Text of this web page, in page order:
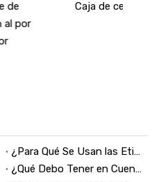
Caja de cerillas
¿Para Qué Se Usan las Etiquetas Colgantes?
¿Qué Debo Tener en Cuenta al Personalizar Cartas de Juego?